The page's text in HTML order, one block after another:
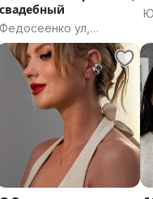
свадебный
Федосеенко ул,
Гомельская
область